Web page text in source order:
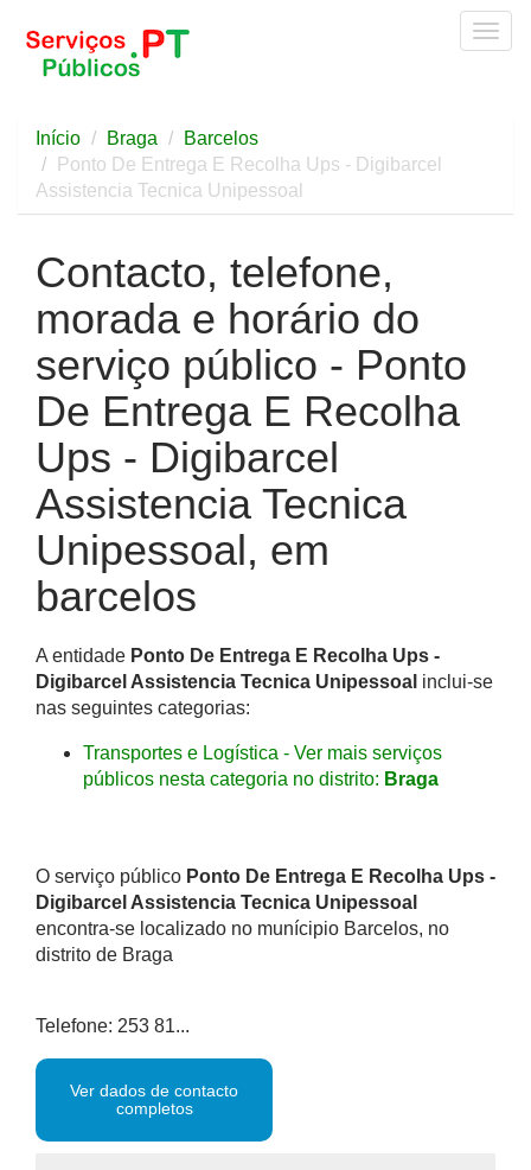
Início Braga
Barcelos
Ponto De Entrega E Recolha Ups - Digibarcel
Assistencia Tecnica Unipessoal
Contacto, telefone,
morada e horário do
serviço público - Ponto
De Entrega E Recolha
Ups - Digibarcel
Assistencia Tecnica
Unipessoal, em
barcelos
A entidade Ponto De Entrega E Recolha Ups -
Digibarcel Assistencia Tecnica Unipessoal inclui-se
nas seguintes categorias:
Transportes e Logística - Ver mais serviços
públicos nesta categoria no distrito: Braga
O serviço público Ponto De Entrega E Recolha Ups -
Digibarcel Assistencia Tecnica Unipessoal
encontra-se localizado no munícipio Barcelos, no
distrito de Braga
Telefone: 253 81...
Ver dados de contacto
completos